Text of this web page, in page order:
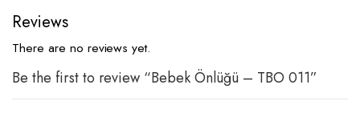
Reviews
There are no reviews yet.
Be the first to review “Bebek Önlüğü – TBO 011”